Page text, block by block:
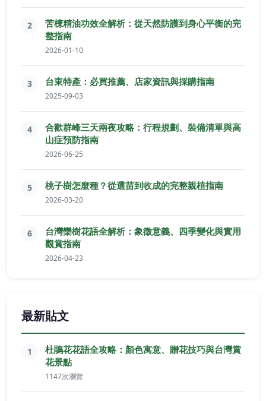
2
苦楝精油功效全解析：從天然防護到身心平衡的完
整指南
2026-01-10
3 台東特產：必買推薦、店家資訊與採購指南
2025-09-03
4
合歡群峰三天兩夜攻略：行程規劃、裝備清單與高
山症預防指南
2026-06-25
5 桃子樹怎麼種？從選苗到收成的完整親植指南
2026-03-20
6
台灣欒樹花語全解析：象徵意義、四季變化與實用
觀賞指南
2026-04-23
最新貼文
1
杜鵑花花語全攻略：顏色寓意、贈花技巧與台灣賞
花景點
1147次瀏覽